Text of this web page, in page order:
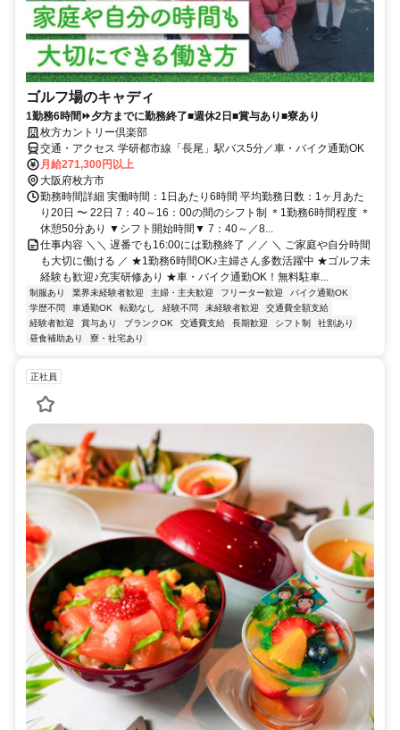
ゴルフ場のキャディ
1勤務6時間⏩夕方までに勤務終了■週休2日■賞与あり■寮あり
枚方カントリー倶楽部
交通・アクセス 学研都市線「長尾」駅バス5分／車・バイク通勤OK
月給271,300円以上
大阪府枚方市
勤務時間詳細 実働時間：1日あたり6時間 平均勤務日数：1ヶ月あた
り20日 〜 22日 7：40～16：00の間のシフト制 ＊1勤務6時間程度 ＊
休憩50分あり ▼シフト開始時間▼ 7：40～／8...
仕事内容 ＼＼ 遅番でも16:00には勤務終了 ／／ ＼ ご家庭や自分時間
も大切に働ける ／ ★1勤務6時間OK♪主婦さん多数活躍中 ★ゴルフ未
経験も歓迎♪充実研修あり ★車・バイク通勤OK！無料駐車...
制服あり 業界未経験者歓迎 主婦・主夫歓迎 フリーター歓迎
バイク通勤OK
学歴不問
車通勤OK 転勤なし 経験不問 未経験者歓迎
交通費全額支給
経験者歓迎
賞与あり ブランクOK 交通費支給 長期歓迎 シフト制
社割あり
昼食補助あり
寮・社宅あり
正社員